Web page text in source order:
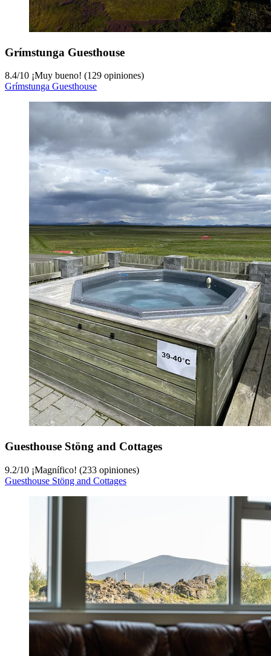
Grímstunga Guesthouse
8.4/10 ¡Muy bueno! (129 opiniones)
Grímstunga Guesthouse
Guesthouse Stöng and Cottages
9.2/10 ¡Magnífico! (233 opiniones)
Guesthouse Stöng and Cottages